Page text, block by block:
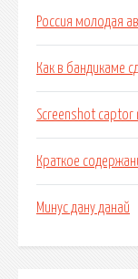
Россия молодая
Как в бандикаме
Screenshot captor
Краткое
Минус дану данай